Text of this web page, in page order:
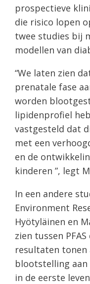
prospectieve
die risico lopen
twee studies bij
modellen van
“We laten zien
prenatale fase
worden
lipidenprofiel
vastgesteld dat
met een
en de
kinderen ”, legt
In een andere
Environment
Hyötyläinen en
zien tussen PFAS
resultaten tonen
blootstelling aan
in de eerste